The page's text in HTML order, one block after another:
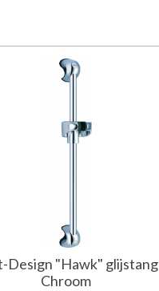
Design "Hawk" glijstang
Chroom